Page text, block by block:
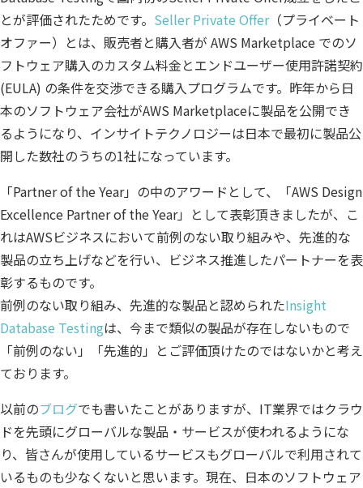
データベース管理
データマスキング
データ仮想化
データ可視化
データ統合
データ連携
メタデータ管理
レプリケーション
個人情報保護
匿名化
Insight Consulting
とが評価されたためです。 Seller Private Offer（プライベート
オファー）とは、販売者と購入者が AWS Marketplace でのソ
フトウェア購入のカスタム料金とエンドユーザー使用許諾契約
(EULA) の条件を交渉できる購入プログラムです。昨年から日
本のソフトウェア会社がAWS Marketplaceに製品を公開でき
るようになり、インサイトテクノロジーは日本で最初に製品公
開した数社のうちの1社になっています。
「Partner of the Year」の中のアワードとして、「AWS Design
Excellence Partner of the Year」として表彰頂きましたが、こ
れはAWSビジネスにおいて前例のない取り組みや、先進的な
製品の立ち上げなどを行い、ビジネス推進したパートナーを表
彰するものです。
前例のない取り組み、先進的な製品と認められたInsight
Database Testingは、今まで類似の製品が存在しないもので
「前例のない」「先進的」とご評価頂けたのではないかと考え
ております。
以前のブログでも書いたことがありますが、IT業界ではクラウ
ドを先頭にグローバルな製品・サービスが使われるようにな
り、皆さんが使用しているサービスもグローバルで利用されて
いるものも少なくないと思います。現在、日本のソフトウェア